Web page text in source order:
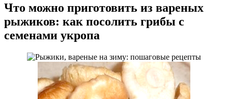
Что можно приготовить из вареных
рыжиков: как посолить грибы с
семенами укропа